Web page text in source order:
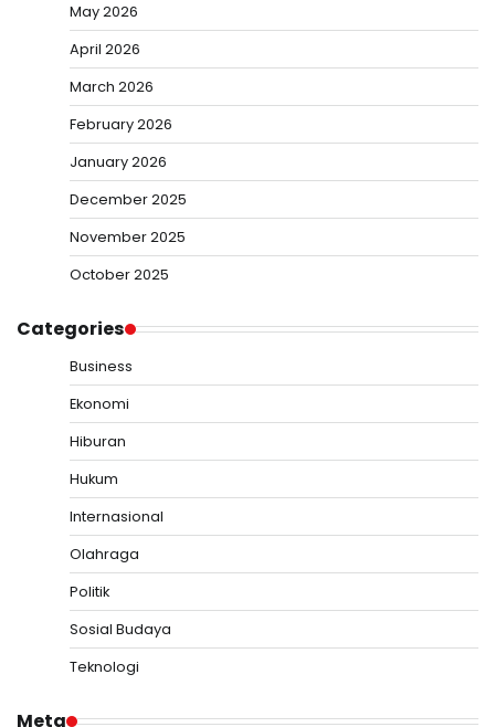
May 2026
April 2026
March 2026
February 2026
January 2026
December 2025
November 2025
October 2025
Categories
Business
Ekonomi
Hiburan
Hukum
Internasional
Olahraga
Politik
Sosial Budaya
Teknologi
Meta